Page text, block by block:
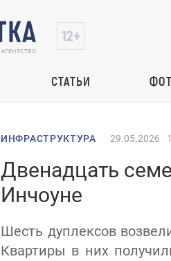
СТАТЬИ
ИНФРАСТРУКТУРА 29.05.2026
Двенадцать
Инчоуне
Шесть дуплексов
Квартиры в них